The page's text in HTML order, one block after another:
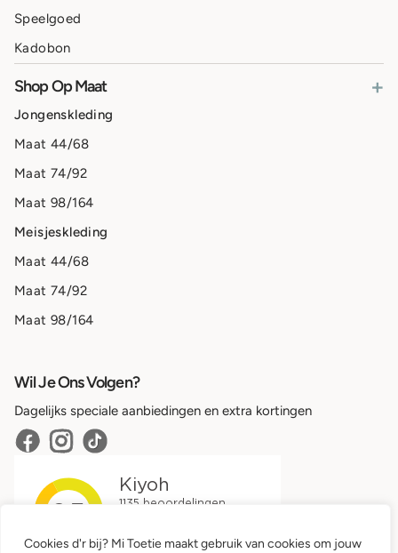
Cookies d'r bij? Mi Toetie maakt gebruik van cookies om jouw
Speelgoed
Kadobon
Shop Op Maat +
Jongenskleding
Maat 44/68
Maat 74/92
Maat 98/164
Meisjeskleding
Maat 44/68
Maat 74/92
Maat 98/164
Wil Je Ons Volgen?
Dagelijks speciale aanbiedingen en extra kortingen